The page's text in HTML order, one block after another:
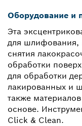
Оборудование и
Эта
для шлифования,
снятия
обработки
для обработки
лакированных и
также
основе.
Click & Clean.